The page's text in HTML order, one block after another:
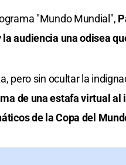
"Mundo Mundial",
audiencia una odisea
pero sin ocultar la
de una estafa virtual
de la Copa del